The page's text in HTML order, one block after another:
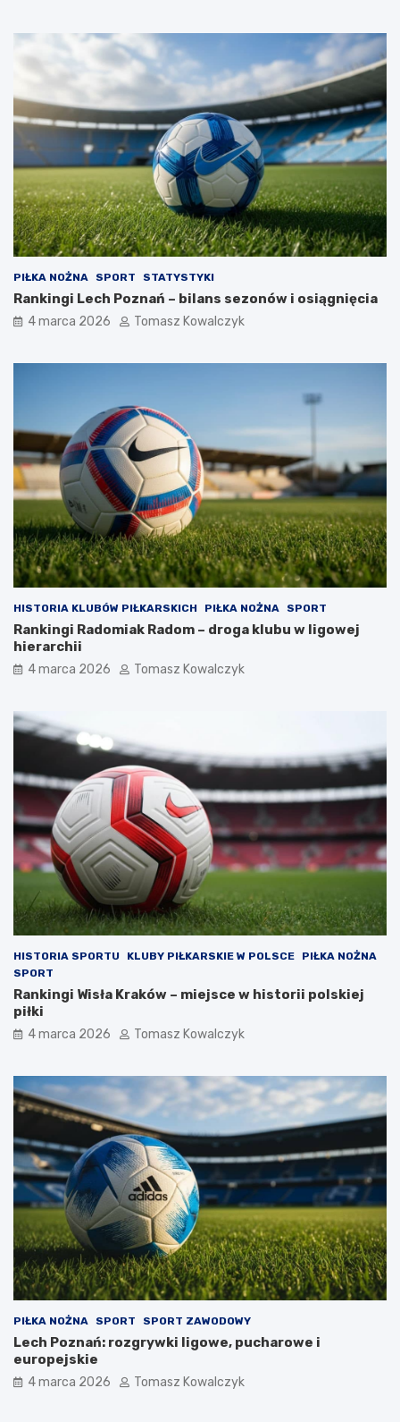
PIŁKA NOŻNA SPORT STATYSTYKI
Rankingi Lech Poznań – bilans sezonów i osiągnięcia
4 marca 2026 Tomasz Kowalczyk
HISTORIA KLUBÓW PIŁKARSKICH PIŁKA NOŻNA SPORT
Rankingi Radomiak Radom – droga klubu w ligowej
hierarchii
4 marca 2026 Tomasz Kowalczyk
HISTORIA SPORTU KLUBY PIŁKARSKIE W POLSCE
PIŁKA NOŻNA
SPORT
Rankingi Wisła Kraków – miejsce w historii polskiej
piłki
4 marca 2026 Tomasz Kowalczyk
PIŁKA NOŻNA SPORT SPORT ZAWODOWY
Lech Poznań: rozgrywki ligowe, pucharowe i
europejskie
4 marca 2026 Tomasz Kowalczyk